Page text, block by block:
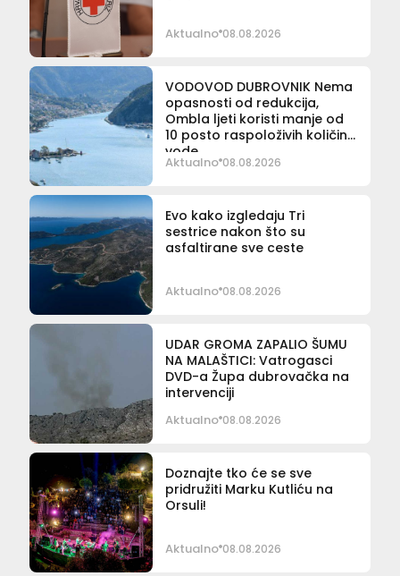
Aktualno 08.08.2026
VODOVOD DUBROVNIK Nema
opasnosti od redukcija,
Ombla ljeti koristi manje od
10 posto raspoloživih količina
vode
Aktualno 08.08.2026
Evo kako izgledaju Tri
sestrice nakon što su
asfaltirane sve ceste
Aktualno 08.08.2026
UDAR GROMA ZAPALIO ŠUMU
NA MALAŠTICI: Vatrogasci
DVD-a Župa dubrovačka na
intervenciji
Aktualno 08.08.2026
Doznajte tko će se sve
pridružiti Marku Kutliću na
Orsuli!
Aktualno 08.08.2026